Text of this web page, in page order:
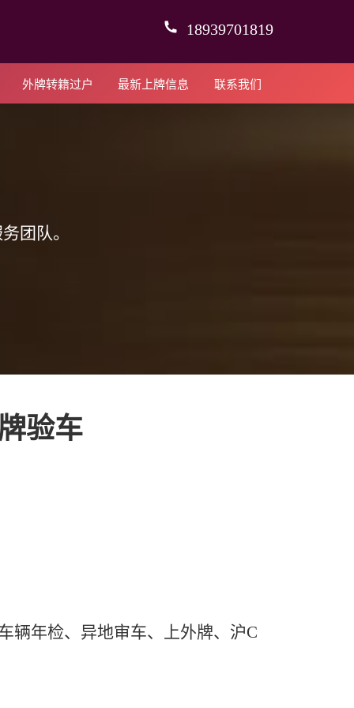
18939701819
外牌转籍过户 最新上牌信息 联系我们
团队。
验车
辆年检、异地审车、上外牌、沪C